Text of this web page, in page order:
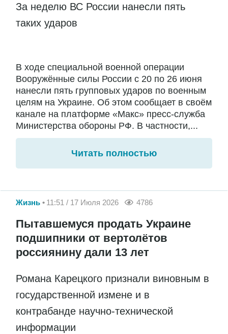
За неделю ВС России нанесли пять
таких ударов
В ходе специальной военной операции
Вооружённые силы России с 20 по 26 июня
нанесли пять групповых ударов по военным
целям на Украине. Об этом сообщает в своём
канале на платформе «Макс» пресс-служба
Министерства обороны РФ. В частности,...
Читать полностью
Жизнь 11:51 / 17 Июля 2026 4786
Пытавшемуся продать Украине
подшипники от вертолётов
россиянину дали 13 лет
Романа Карецкого признали виновным в
государственной измене и в
контрабанде научно-технической
информации